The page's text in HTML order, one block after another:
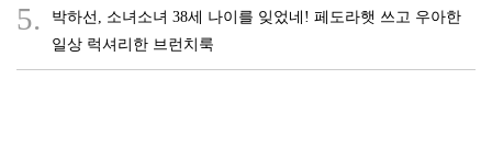
5.
박하선, 소녀소녀 38세 나이를 잊었네! 페도라햇 쓰고 우아한
일상 럭셔리한 브런치룩